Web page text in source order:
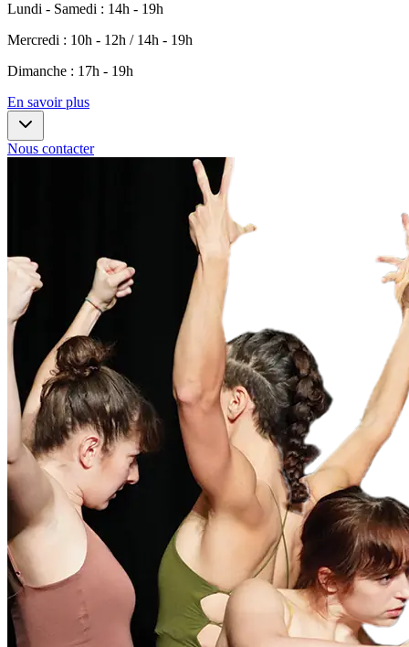
Lundi - Samedi : 14h - 19h
Mercredi : 10h - 12h / 14h - 19h
Dimanche : 17h - 19h
En savoir plus
Nous contacter